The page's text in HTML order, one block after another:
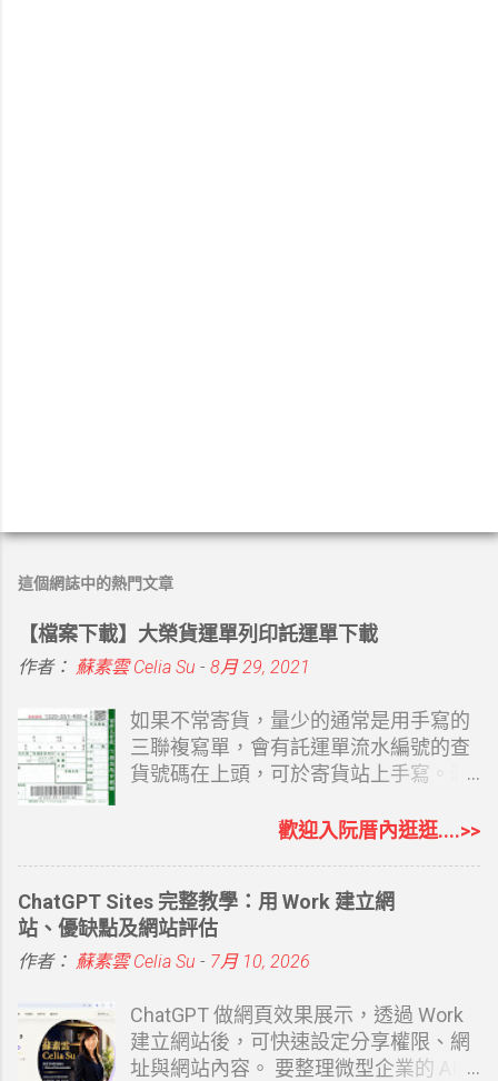
這個網誌中的熱門文章
【檔案下載】大榮貨運單列印託運單下載
作者： 蘇素雲 Celia Su - 8月 29, 2021
如果不常寄貨，量少的通常是用手寫的
三聯複寫單，會有託運單流水編號的查
貨號碼在上頭，可於寄貨站上手寫。若
的三聯托運單，再自己套表列印，至少
備用，當然電腦強的還是可以 EXCEL
建立資料再至 WORD 套印，選擇一個自
己最熟悉的方式即可。二者方式都可以
留 Email 嘿，會被看光） 最方便的當然
是請大榮貨運來公司安裝託運軟體，再
直接用託運貼紙貼上，大榮會提供點陣
歡迎入阮厝內逛逛....>>
ChatGPT Sites 完整教學：用 Work 建立網
站、優缺點及網站評估
作者： 蘇素雲 Celia Su - 7月 10, 2026
ChatGPT 做網頁效果展示，透過 Work
建立網站後，可快速設定分享權限、網
址與網站內容。 要整理微型企業的 AI